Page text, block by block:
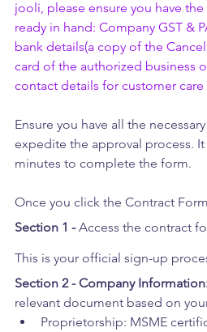
jooli, please ensure you have
ready in hand: Company GST &
bank details(a copy of the
card of the authorized business
contact details for customer care
Ensure you have all the
expedite the approval process.
minutes to complete the form.
Once you click the Contract
Section 1 - Access the contract
This is your official sign-up
Section 2 - Company
relevant document based on
Proprietorship: MSME